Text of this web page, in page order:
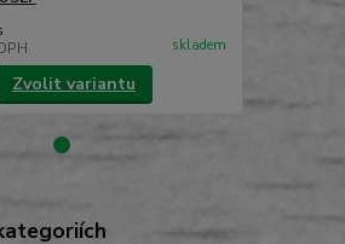
skladem
Zvolit variantu